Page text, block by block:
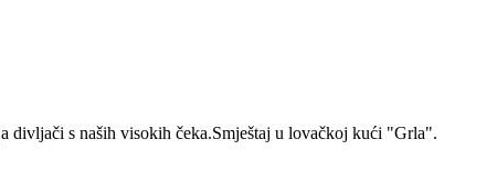
divljači s naših visokih čeka.Smještaj u lovačkoj kući "Grla".